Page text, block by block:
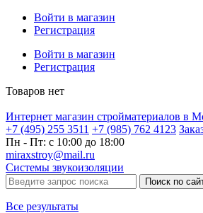
Войти в магазин
Регистрация
Войти в магазин
Регистрация
Товаров нет
Интернет магазин стройматериалов в
+7 (495) 255 3511 +7 (985) 762 4123
Пн - Пт: с 10:00 до 18:00
miraxstroy@mail.ru
Системы звукоизоляции
Поиск по
Все результаты